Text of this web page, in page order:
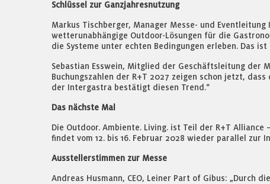
Schlüssel zur Ganzjahresnutzung
Markus Tischberger, Manager Messe- und
wetterunabhängige Outdoor-Lösungen für die
die Systeme unter echten Bedingungen erleben. Das
Sebastian Esswein, Mitglied der Geschäftsleitung der
Buchungszahlen der R+T 2027 zeigen schon jetzt,
der Intergastra bestätigt diesen Trend.“
Das nächste Mal
Die Outdoor. Ambiente. Living. ist Teil der R+T
findet vom 12. bis 16. Februar 2028 wieder parallel zur
Ausstellerstimmen zur Messe
Andreas Husmann, CEO, Leiner Part of Gibus: „Durch